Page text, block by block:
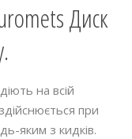
Диск
на всій
при
яким з кидків.